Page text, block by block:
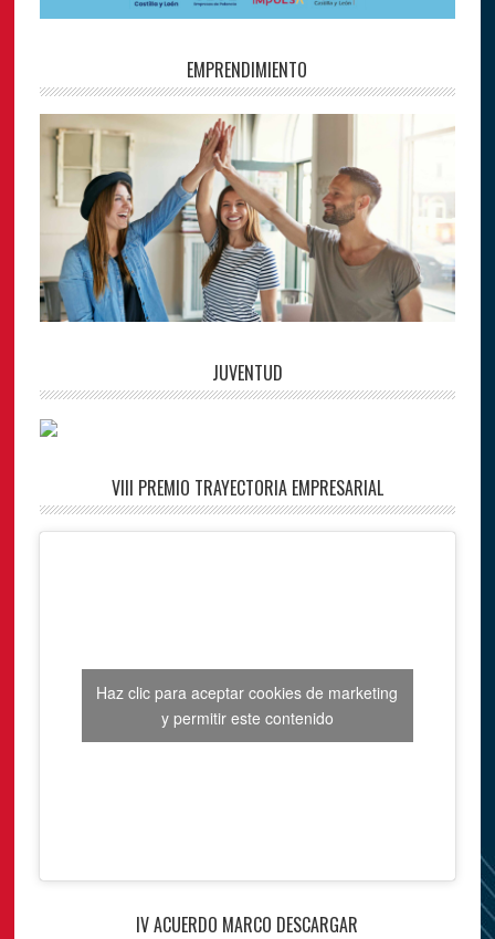
EMPRENDIMIENTO
JUVENTUD
VIII PREMIO TRAYECTORIA EMPRESARIAL
Haz clic para aceptar cookies de marketing
y permitir este contenido
IV ACUERDO MARCO DESCARGAR